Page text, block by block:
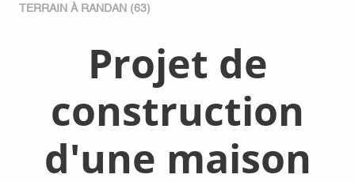
TERRAIN À RANDAN (63)
Projet de
construction
d'une maison